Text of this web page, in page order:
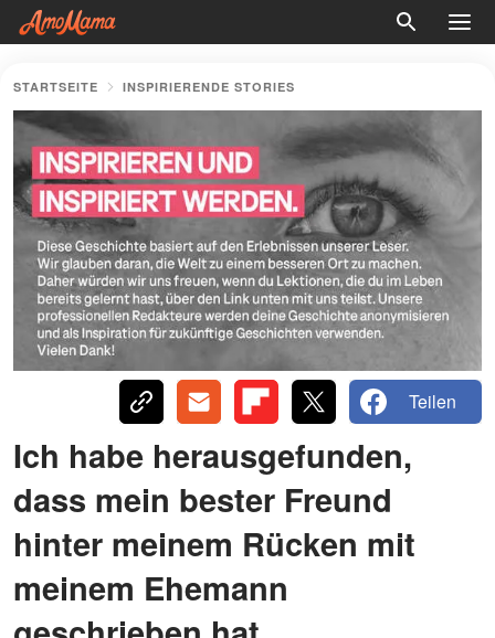
STARTSEITE INSPIRIERENDE STORIES
Teilen
Ich habe herausgefunden,
dass mein bester Freund
hinter meinem Rücken mit
meinem Ehemann